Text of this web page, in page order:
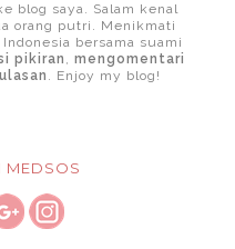
blog saya. Salam kenal
orang putri. Menikmati
bersama suami
pikiran , mengomentari
ulasan . Enjoy my blog!
MEDSOS